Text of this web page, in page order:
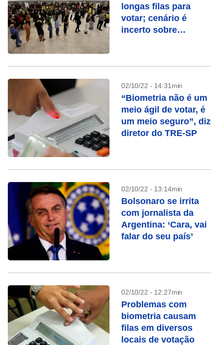
longas filas para
votar; cenário é
incerto sobre
02/10/22 - 14:31min
“Biometria não é um
meio ágil de votar, é
um meio seguro”, diz
diretor do TRE-SP
02/10/22 - 13:14min
Bolsonaro se irrita
com jornalista da
Argentina: ‘Cara, vai
falar do seu país’
02/10/22 - 12:27min
Problemas com
biometria causam
filas em diversos
locais de votação